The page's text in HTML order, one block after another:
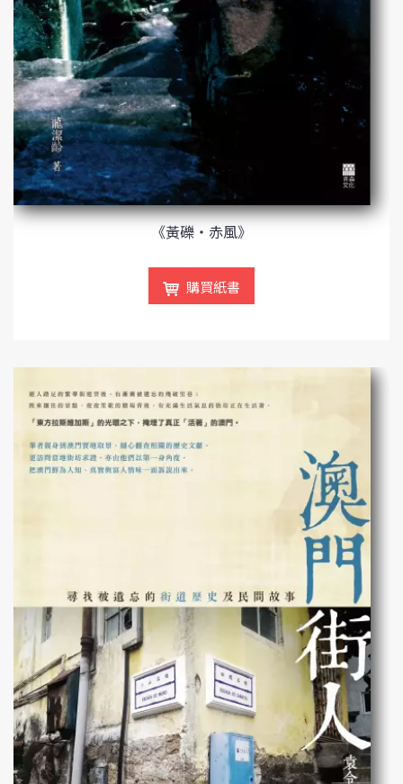
《黃礫‧赤風》
購買紙書